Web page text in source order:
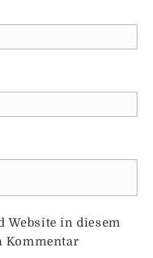
Website in diesem
Kommentar